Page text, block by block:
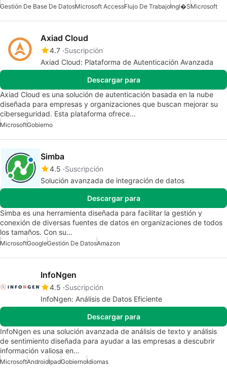
Gestión De Base De DatosMicrosoft AccessFlujo De TrabajoIngl�sMicrosoft
Axiad Cloud
4.7 Suscripción
Axiad Cloud: Plataforma de Autenticación Avanzada
Descargar para
Axiad Cloud es una solución de autenticación basada en la nube
diseñada para empresas y organizaciones que buscan mejorar su
ciberseguridad. Esta plataforma ofrece…
MicrosoftGobierno
Simba
4.5 Suscripción
Solución avanzada de integración de datos
Descargar para
Simba es una herramienta diseñada para facilitar la gestión y
conexión de diversas fuentes de datos en organizaciones de todos
los tamaños. Con su…
MicrosoftGoogleGestión De DatosAmazon
InfoNgen
4.5 Suscripción
InfoNgen: Análisis de Datos Eficiente
Descargar para
InfoNgen es una solución avanzada de análisis de texto y análisis
de sentimiento diseñada para ayudar a las empresas a descubrir
información valiosa en…
MicrosoftAndroidIpadGobiernoIdiomas